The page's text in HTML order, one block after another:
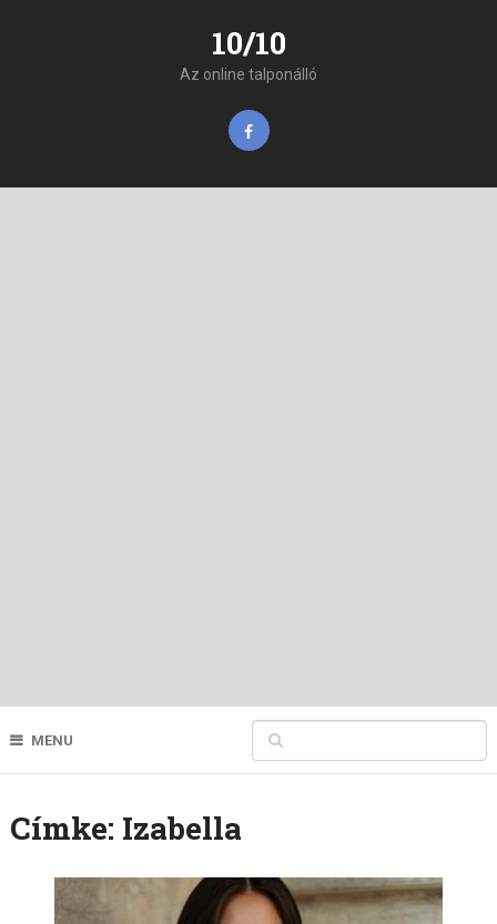
10/10
Az online talponálló
MENU
Címke: Izabella